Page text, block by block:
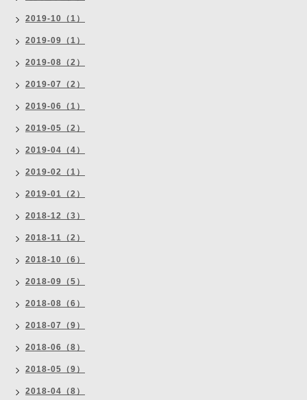
2019-10（1）
2019-09（1）
2019-08（2）
2019-07（2）
2019-06（1）
2019-05（2）
2019-04（4）
2019-02（1）
2019-01（2）
2018-12（3）
2018-11（2）
2018-10（6）
2018-09（5）
2018-08（6）
2018-07（9）
2018-06（8）
2018-05（9）
2018-04（8）